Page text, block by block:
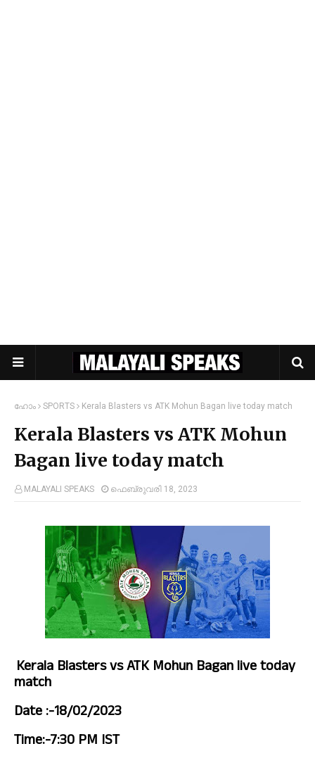
ഹോം SPORTS Kerala Blasters vs ATK Mohun Bagan live today match
Kerala Blasters vs ATK Mohun
Bagan live today match
MALAYALI SPEAKS ഫെബ്രുവരി 18, 2023
Kerala Blasters vs ATK Mohun Bagan live today
match
Date :-18/02/2023
Time:-7:30 PM IST